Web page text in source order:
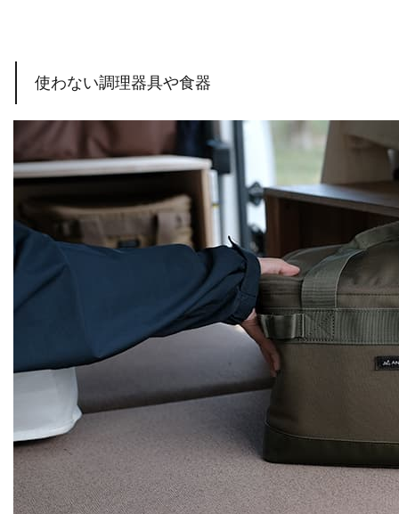
使わない調理器具や食器